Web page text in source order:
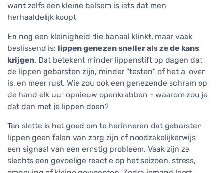
want zelfs een kleine balsem is iets dat men
herhaaldelijk koopt.
En nog een kleinigheid die banaal klinkt, maar vaak
beslissend is: lippen genezen sneller als ze de kans
krijgen. Dat betekent minder lippenstift op dagen dat
de lippen gebarsten zijn, minder "testen" of het al over
is, en meer rust. Wie zou ook een genezende schram op
de hand elk uur opnieuw openkrabben - waarom zou je
dat dan met je lippen doen?
Ten slotte is het goed om te herinneren dat gebarsten
lippen geen falen van zorg zijn of noodzakelijkerwijs
een signaal van een ernstig probleem. Vaak zijn ze
slechts een gevoelige reactie op het seizoen, stress,